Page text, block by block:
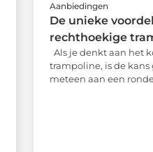
Aanbiedingen
De unieke
rechthoekige
Als je denkt aan het
trampoline, is de kans
meteen aan een ronde